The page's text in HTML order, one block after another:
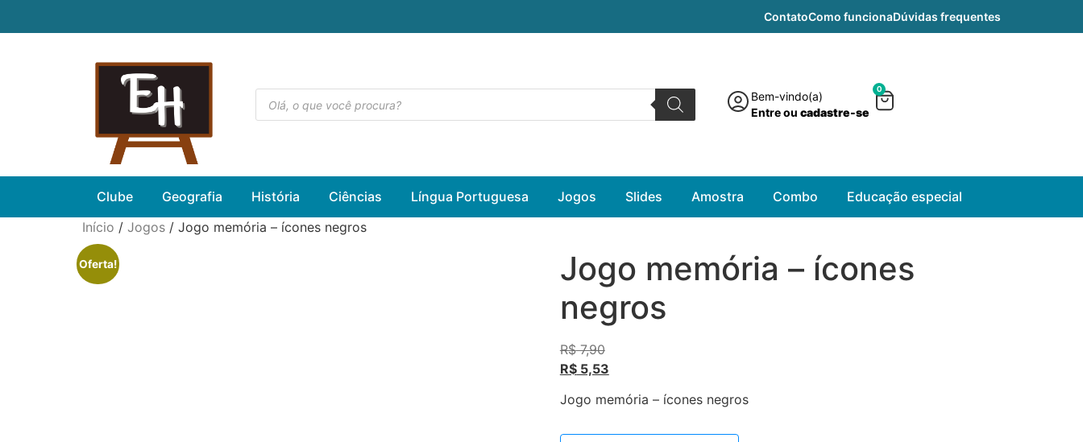
ContatoComo funcionaDúvidas frequentes
Bem-vindo(a)
Entre ou cadastre-se
0
Clube Geografia História Ciências Língua Portuguesa Jogos Slides Amostra Combo
Educação especial
Início / Jogos / Jogo memória – ícones negros
Oferta!
Jogo memória – ícones
negros
R$7,90
R$5,53
Jogo memória – ícones negros